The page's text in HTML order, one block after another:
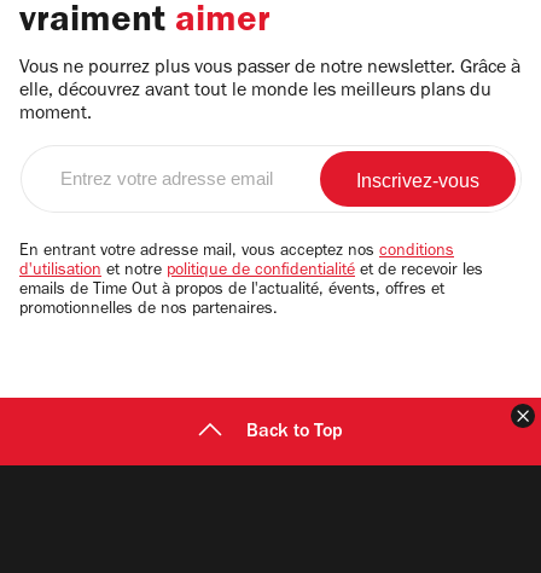
vraiment aimer
Vous ne pourrez plus vous passer de notre newsletter. Grâce à
elle, découvrez avant tout le monde les meilleurs plans du
moment.
email
En entrant votre adresse mail, vous acceptez nos conditions
d'utilisation et notre politique de confidentialité et de recevoir les
emails de Time Out à propos de l'actualité, évents, offres et
promotionnelles de nos partenaires.
Back to Top